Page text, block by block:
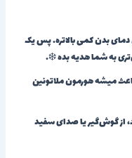
بدن کمی بالاتره. پس یک
میشه هورمون ملاتونین
از گوش‌گیر یا صدای سفید